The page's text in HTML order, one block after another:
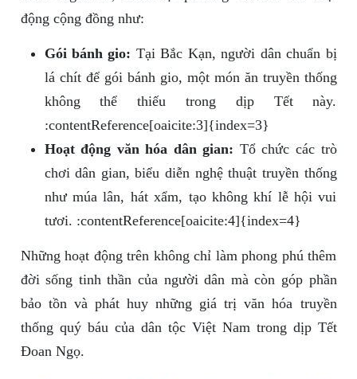
động cộng đồng như:
Gói bánh gio: Tại Bắc Kạn, người dân chuẩn bị
lá chít để gói bánh gio, một món ăn truyền thống
không thể thiếu trong dịp Tết này.
:contentReference[oaicite:3]{index=3}
Hoạt động văn hóa dân gian: Tổ chức các trò
chơi dân gian, biểu diễn nghệ thuật truyền thống
như múa lân, hát xẩm, tạo không khí lễ hội vui
tươi. :contentReference[oaicite:4]{index=4}
Những hoạt động trên không chỉ làm phong phú thêm
đời sống tinh thần của người dân mà còn góp phần
bảo tồn và phát huy những giá trị văn hóa truyền
thống quý báu của dân tộc Việt Nam trong dịp Tết
Đoan Ngọ.